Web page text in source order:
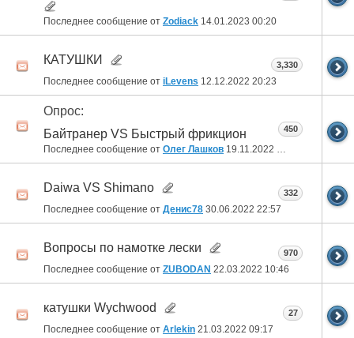
Последнее сообщение от Zodiack 14.01.2023 00:20
КАТУШКИ
Последнее сообщение от iLevens 12.12.2022 20:23
3,330
Опрос:
Байтранер VS Быстрый фрикцион
Последнее сообщение от Олег Лашков 19.11.2022 04:06
450
Daiwa VS Shimano
Последнее сообщение от Денис78 30.06.2022 22:57
332
Вопросы по намотке лески
Последнее сообщение от ZUBODAN 22.03.2022 10:46
970
катушки Wychwood
Последнее сообщение от Arlekin 21.03.2022 09:17
27